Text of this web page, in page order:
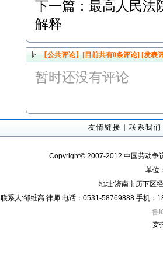
下一篇： 最高人民法
解释
【公共评论】[目前共有0条评论] [发表
暂时还没有评论
友情链接 联系我们
Copyright© 2007-2012 中国劳动争
单位
地址:济南市历下区
联系人:邹维高 律师 电话：0531-58769888 手机
鲁
委